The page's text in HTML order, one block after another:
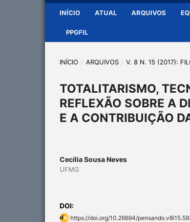
INÍCIO ATUAL ARQUIVOS
PPGFIL
INÍCIO / ARQUIVOS / V. 8 N. 15 (2017):
TOTALITARISMO,
REFLEXÃO SOBRE A
E A CONTRIBUIÇÃO
Cecília Sousa Neves
UFMG
DOI:
https://doi.org/10.26694/